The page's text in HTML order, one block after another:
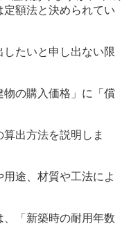
定額法と決められてい
たいと申し出ない限
の購入価格」に「償
出方法を説明しま
途、材質や工法によ
「新築時の耐用年数